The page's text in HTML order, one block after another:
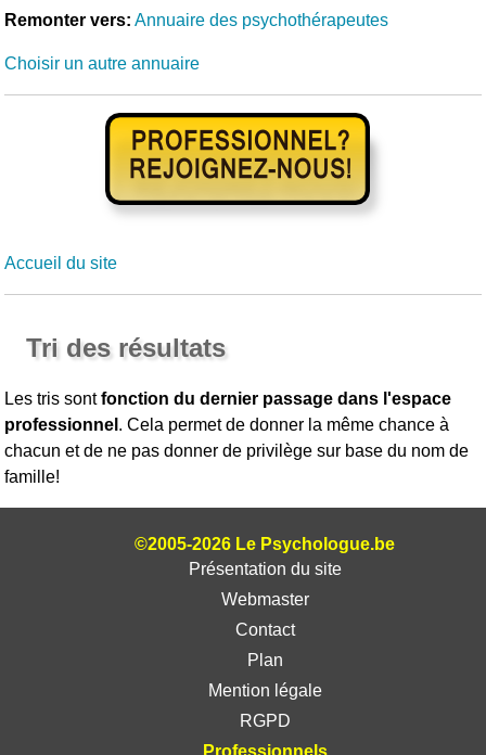
Remonter vers: Annuaire des psychothérapeutes
Choisir un autre annuaire
Accueil du site
Tri des résultats
Les tris sontfonction du dernier passage dans l'espace
professionnel . Cela permet de donner la même chance à
chacun et de ne pas donner de privilège sur base du nom de
famille!
©2005-2026 Le Psychologue.be
Présentation du site
Webmaster
Contact
Plan
Mention légale
RGPD
Professionnels